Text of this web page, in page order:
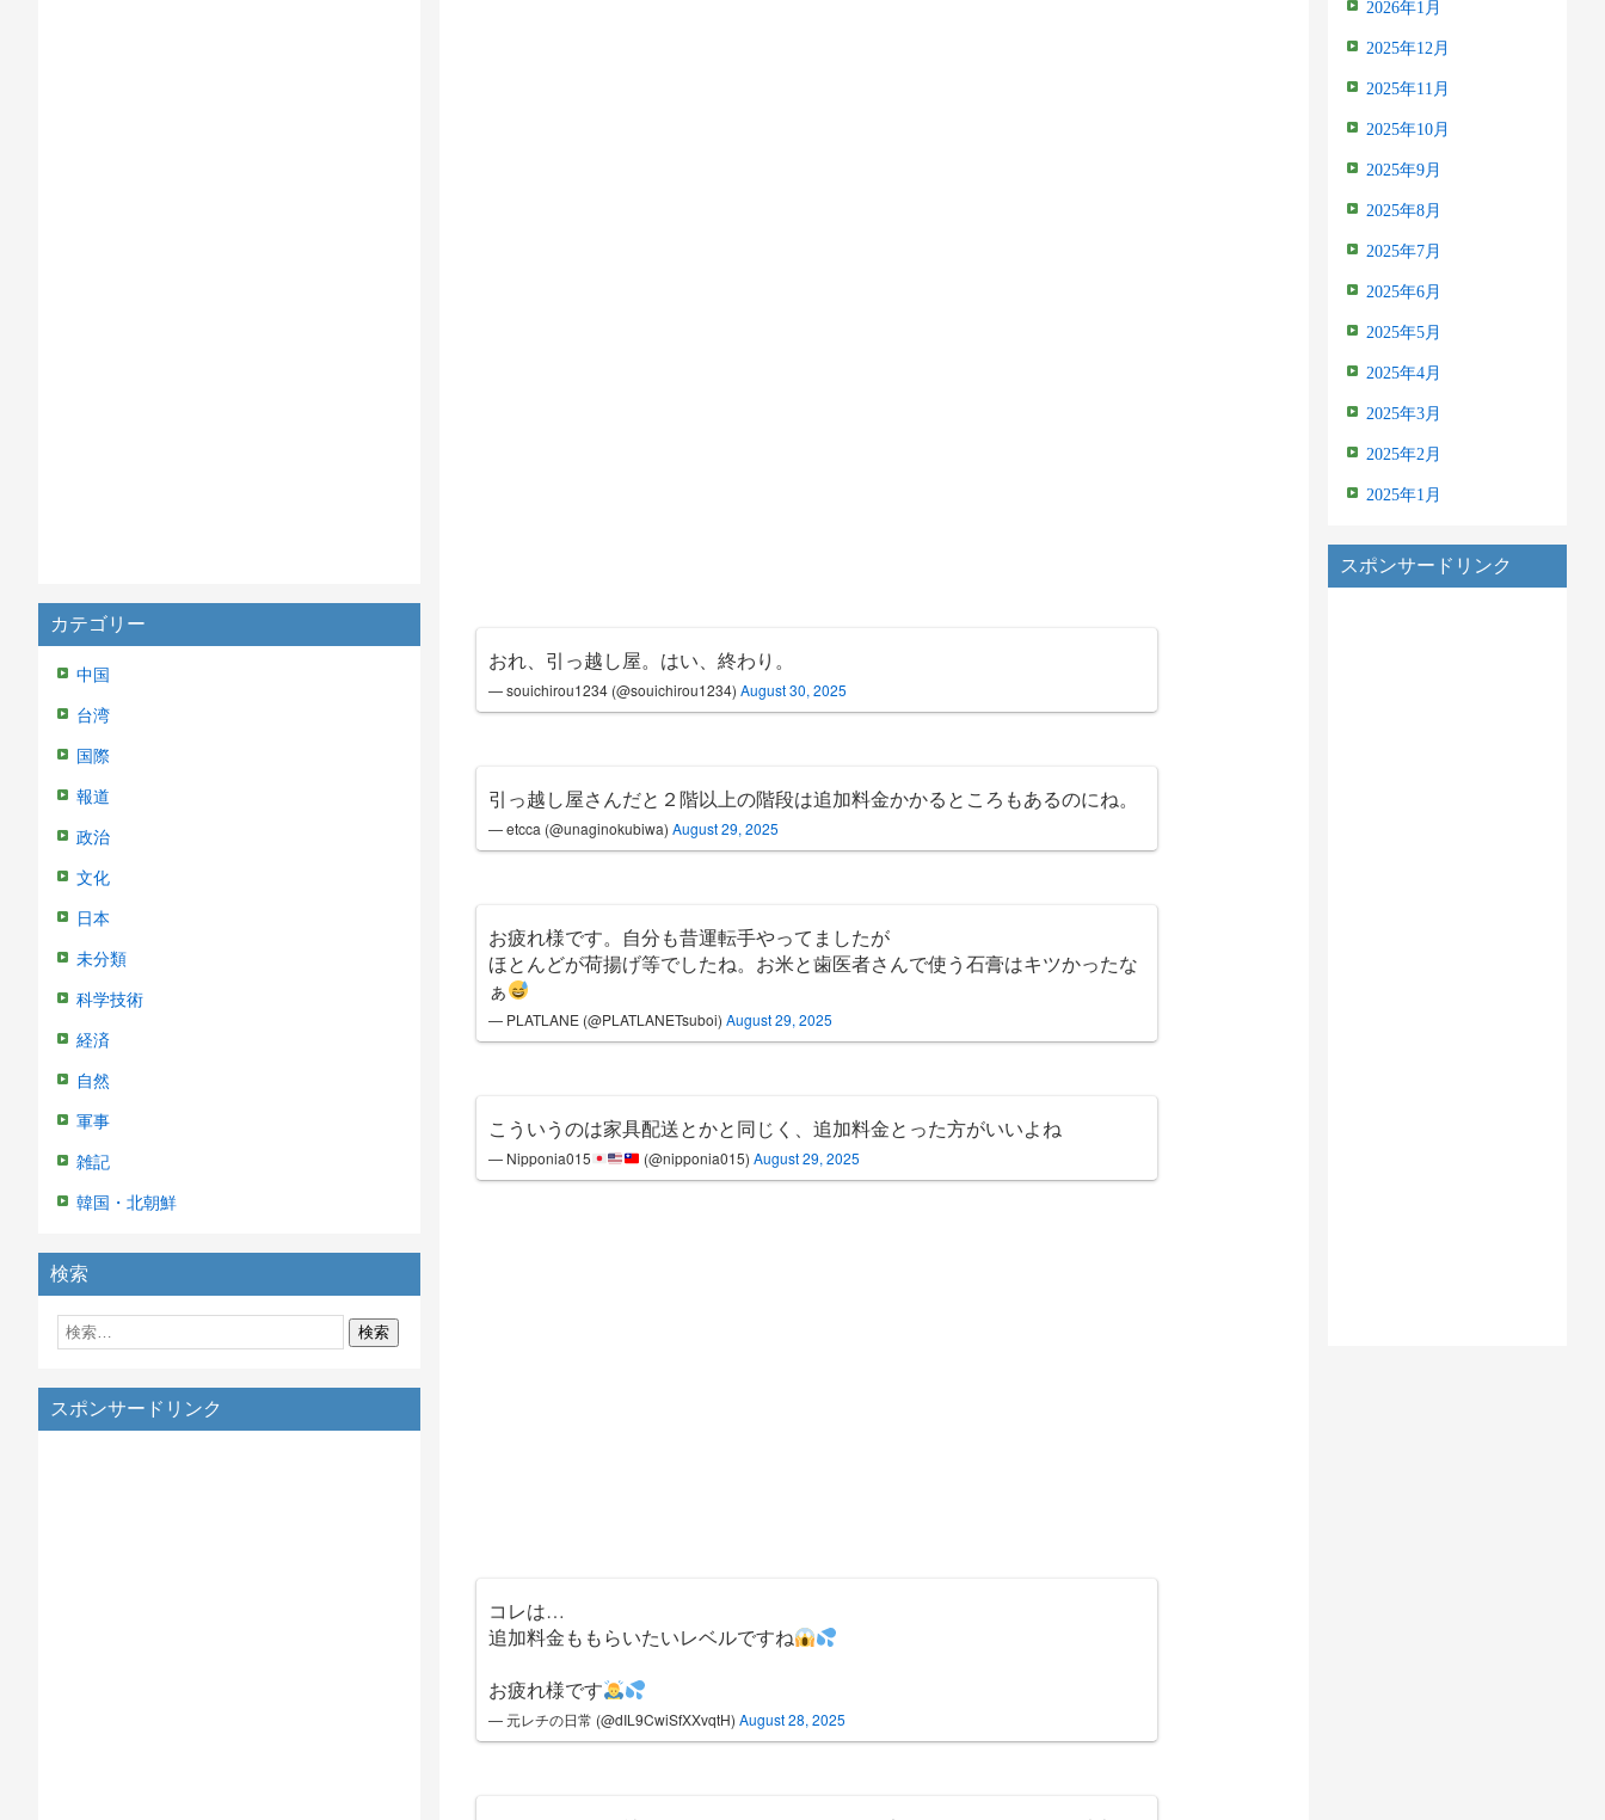
カテゴリー
中国
台湾
国際
報道
政治
文化
日本
未分類
科学技術
経済
自然
軍事
雑記
韓国・北朝鮮
検索
スポンサードリンク
おれ、引っ越し屋。はい、終わり。
— souichirou1234 (@souichirou1234) August 30, 2025
引っ越し屋さんだと２階以上の階段は追加料金かかるところもあるのにね。
— etcca (@unaginokubiwa) August 29, 2025
お疲れ様です。自分も昔運転手やってましたが
ほとんどが荷揚げ等でしたね。お米と歯医者さんで使う石膏はキツかったな
ぁ
— PLATLANE (@PLATLANETsuboi) August 29, 2025
こういうのは家具配送とかと同じく、追加料金とった方がいいよね
— Nipponia015 (@nipponia015) August 29, 2025
コレは…
追加料金ももらいたいレベルですね
お疲れ様です
— 元レチの日常 (@dIL9CwiSfXXvqtH) August 28, 2025
2026年1月
2025年12月
2025年11月
2025年10月
2025年9月
2025年8月
2025年7月
2025年6月
2025年5月
2025年4月
2025年3月
2025年2月
2025年1月
スポンサードリンク